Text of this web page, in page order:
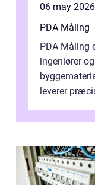
06 may 2026
PDA Måling
PDA Måling
ingeniører
leverer